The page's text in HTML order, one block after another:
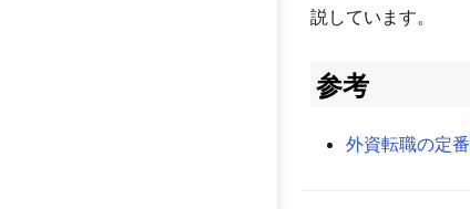
説しています。
参考
外資転職の定